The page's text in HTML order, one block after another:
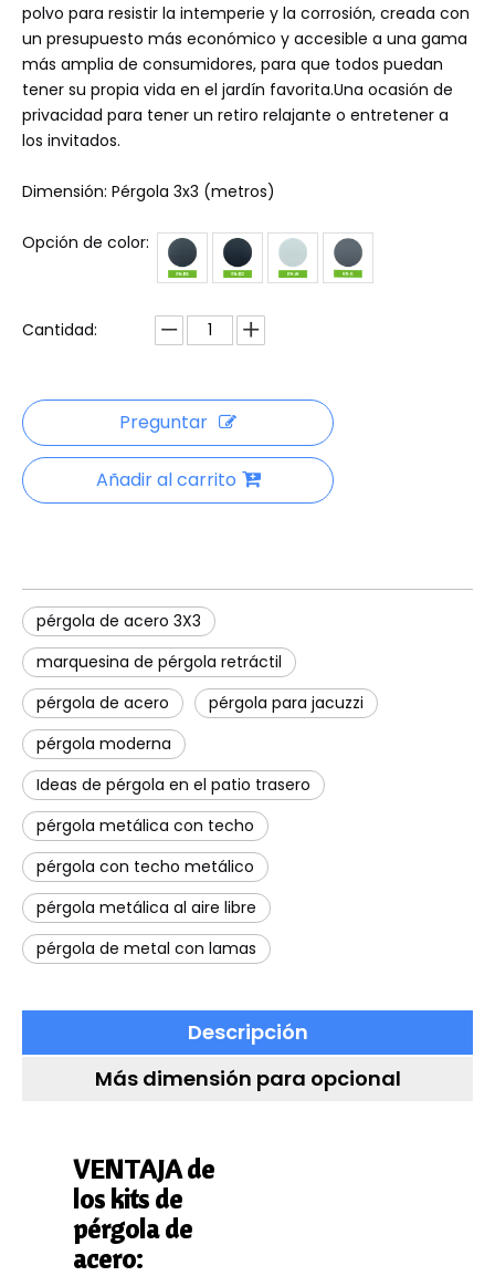
polvo para resistir la intemperie y la corrosión, creada con
un presupuesto más económico y accesible a una gama
más amplia de consumidores, para que todos puedan
tener su propia vida en el jardín favorita.Una ocasión de
privacidad para tener un retiro relajante o entretener a
los invitados.
Dimensión: Pérgola 3x3 (metros)
Opción de color:
Cantidad:
Preguntar
Añadir al carrito
pérgola de acero 3X3
marquesina de pérgola retráctil
pérgola de acero
pérgola para jacuzzi
pérgola moderna
Ideas de pérgola en el patio trasero
pérgola metálica con techo
pérgola con techo metálico
pérgola metálica al aire libre
pérgola de metal con lamas
Descripción
Más dimensión para opcional
VENTAJA de
los kits de
pérgola de
acero: